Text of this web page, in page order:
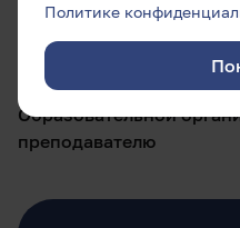
Аттестованному
Образовательной
преподавателю
Политике